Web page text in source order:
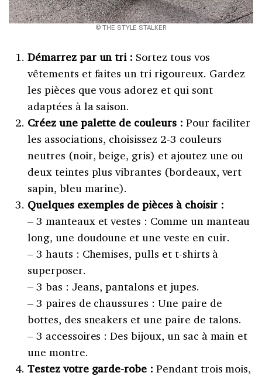
© THE STYLE STALKER
Démarrez par un tri : Sortez tous vos
vêtements et faites un tri rigoureux. Gardez
les pièces que vous adorez et qui sont
adaptées à la saison.
Créez une palette de couleurs : Pour faciliter
les associations, choisissez 2-3 couleurs
neutres (noir, beige, gris) et ajoutez une ou
deux teintes plus vibrantes (bordeaux, vert
sapin, bleu marine).
Quelques exemples de pièces à choisir :
– 3 manteaux et vestes : Comme un manteau
long, une doudoune et une veste en cuir.
– 3 hauts : Chemises, pulls et t-shirts à
superposer.
– 3 bas : Jeans, pantalons et jupes.
– 3 paires de chaussures : Une paire de
bottes, des sneakers et une paire de talons.
– 3 accessoires : Des bijoux, un sac à main et
une montre.
Testez votre garde-robe : Pendant trois mois,